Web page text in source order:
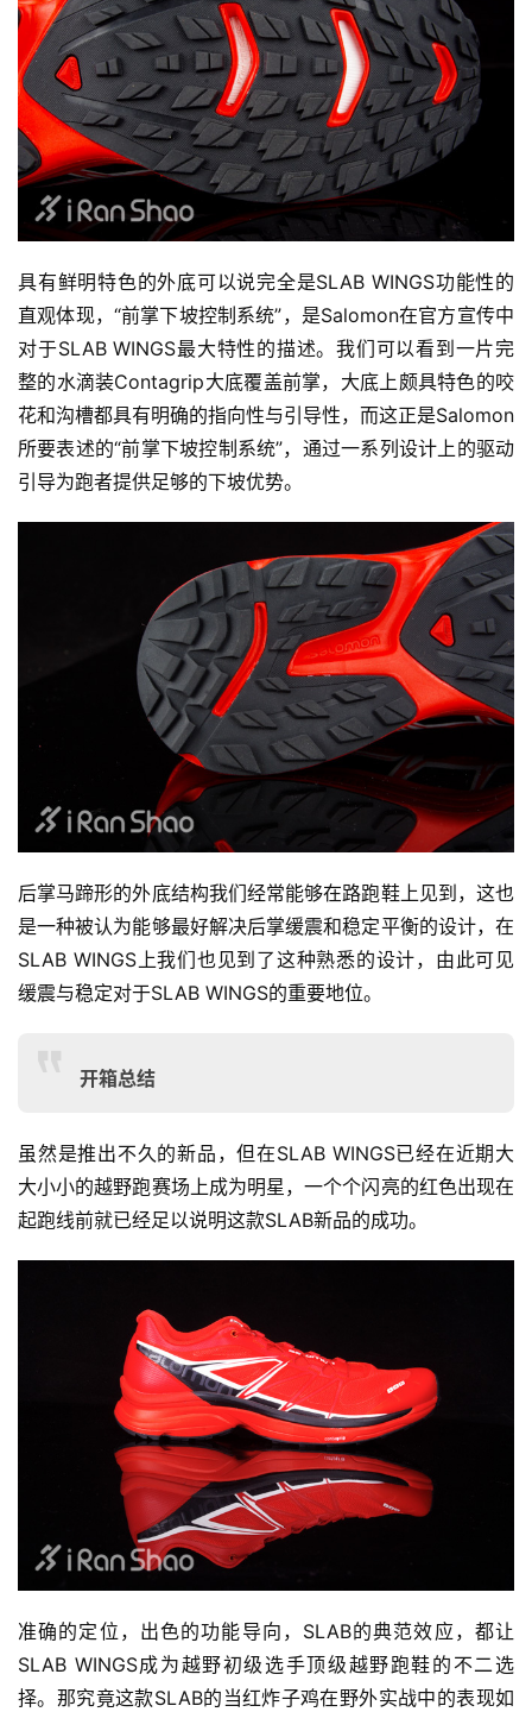
具有鲜明特色的外底可以说完全是SLAB WINGS功能性的
直观体现，“前掌下坡控制系统”，是Salomon在官方宣传中
对于SLAB WINGS最大特性的描述。我们可以看到一片完
整的水滴装Contagrip大底覆盖前掌，大底上颇具特色的咬
花和沟槽都具有明确的指向性与引导性，而这正是Salomon
所要表述的“前掌下坡控制系统”，通过一系列设计上的驱动
引导为跑者提供足够的下坡优势。
后掌马蹄形的外底结构我们经常能够在路跑鞋上见到，这也
是一种被认为能够最好解决后掌缓震和稳定平衡的设计，在
SLAB WINGS上我们也见到了这种熟悉的设计，由此可见
缓震与稳定对于SLAB WINGS的重要地位。
开箱总结
虽然是推出不久的新品，但在SLAB WINGS已经在近期大
大小小的越野跑赛场上成为明星，一个个闪亮的红色出现在
起跑线前就已经足以说明这款SLAB新品的成功。
准确的定位，出色的功能导向，SLAB的典范效应，都让
SLAB WINGS成为越野初级选手顶级越野跑鞋的不二选
择。那究竟这款SLAB的当红炸子鸡在野外实战中的表现如